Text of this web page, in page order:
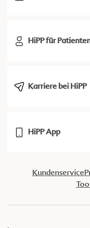
HiPP für
Karriere bei HiPP
HiPP App
Kundenservice